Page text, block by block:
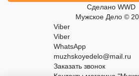
Сделано WWD
Мужское Дело ©
Viber
Viber
WhatsApp
muzhskoyedelo@mail.ru
Заказать звонок